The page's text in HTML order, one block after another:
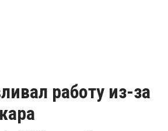
работу из-за